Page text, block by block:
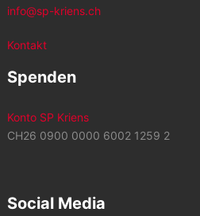
info@sp-kriens.ch
Kontakt
Spenden
Konto SP Kriens
CH26 0900 0000 6002 1259 2
Social Media